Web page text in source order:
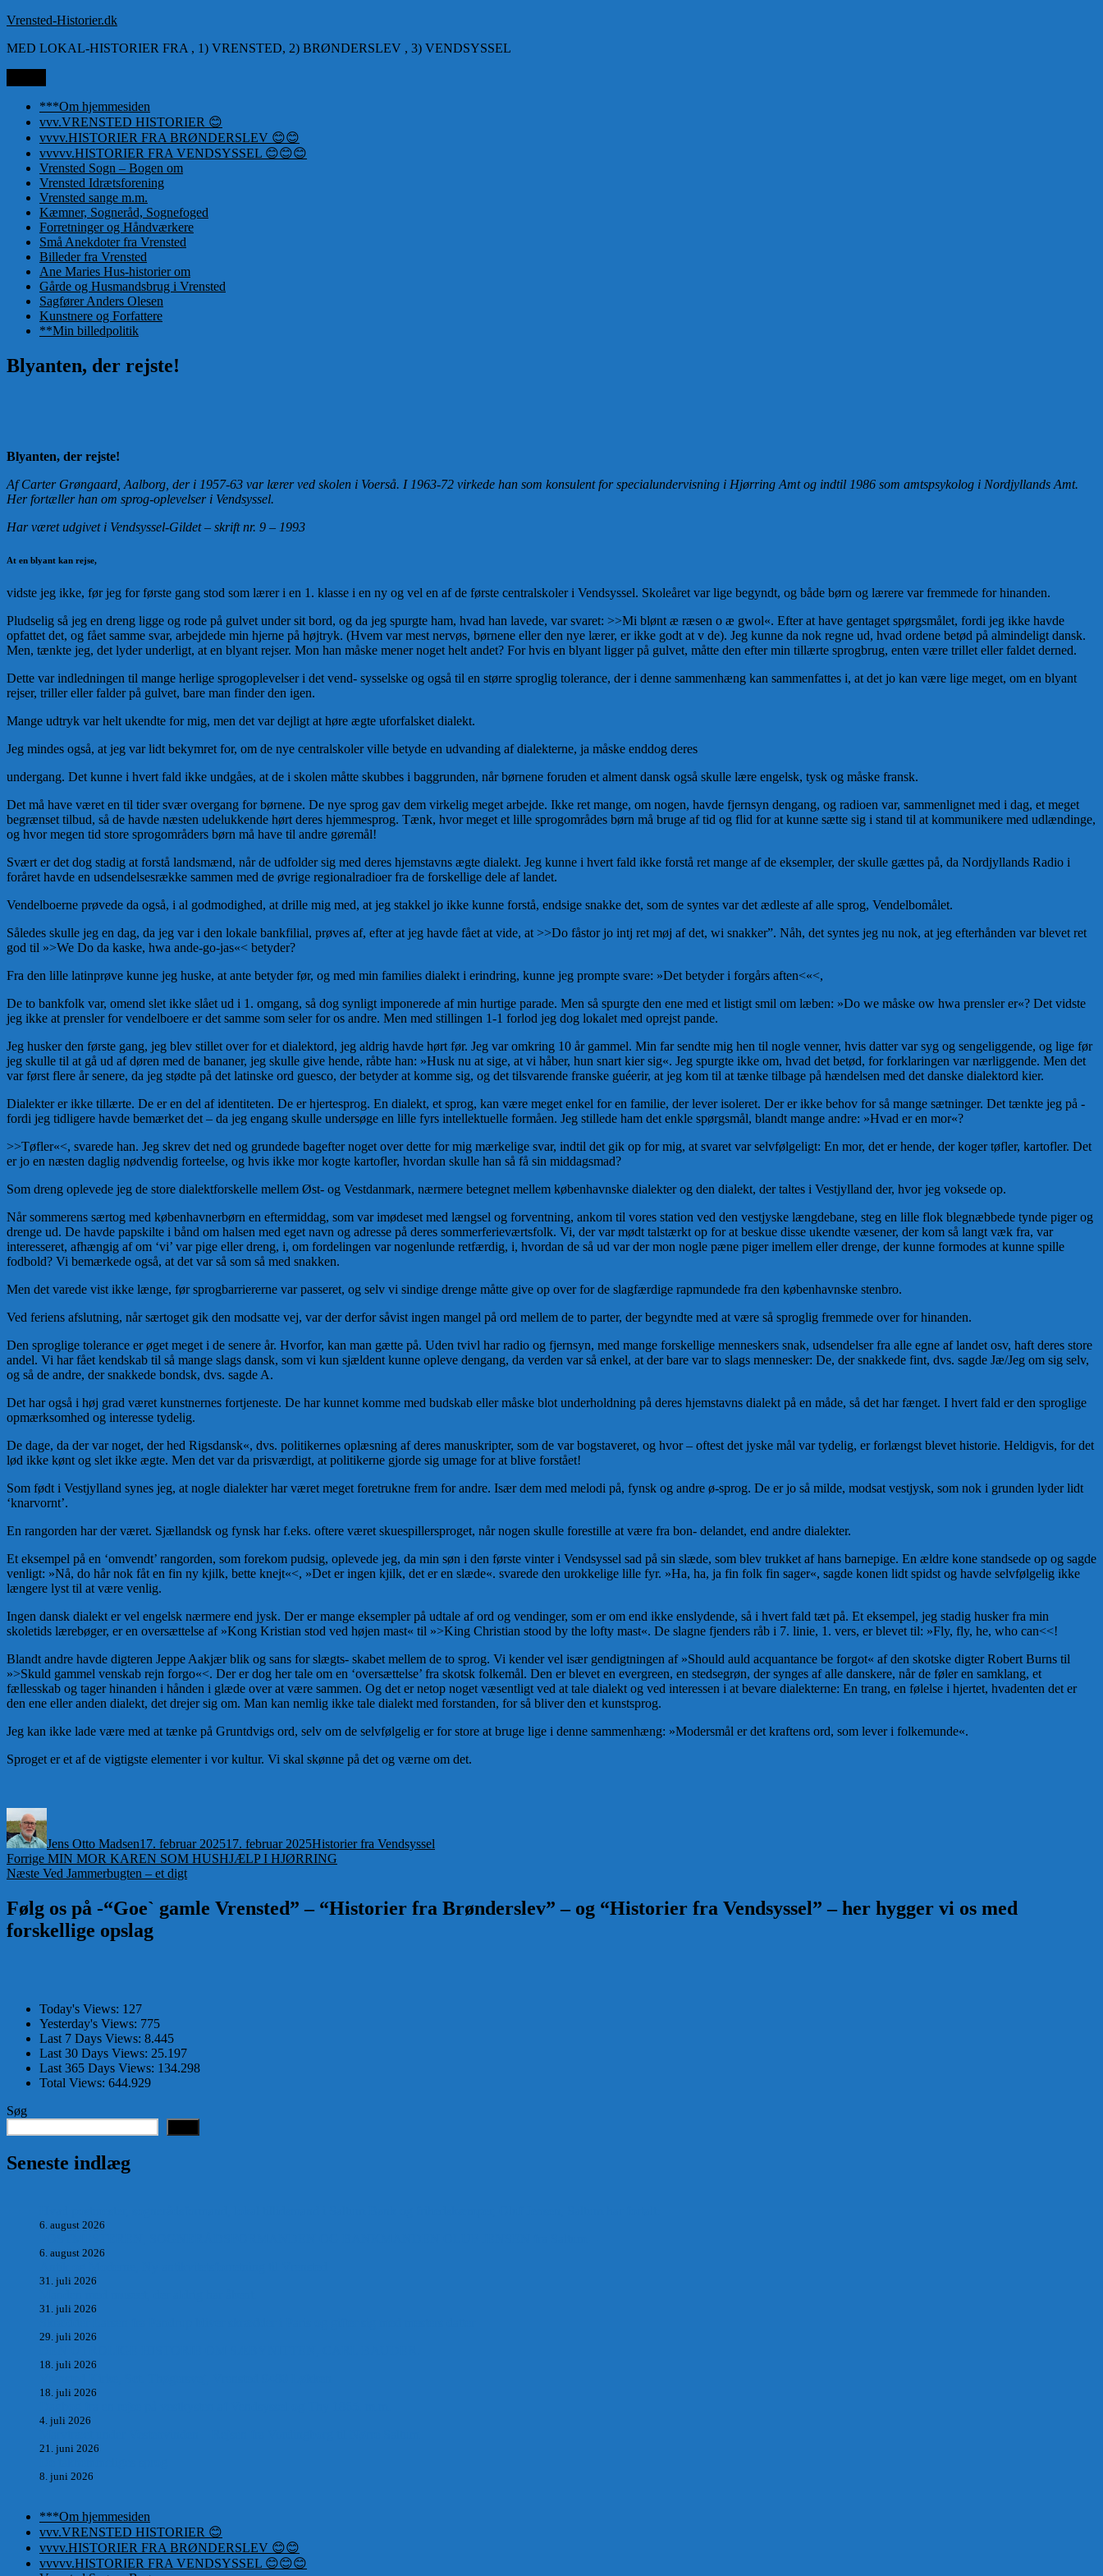
Videre
indhold
Vrensted-Historier.dk
MED LOKAL-HISTORIER FRA , 1) VRENSTED, 2) BRØNDERSLEV , 3) VENDSYSSEL
***Om hjemmesiden
vvv.VRENSTED HISTORIER 😊
vvvv.HISTORIER FRA BRØNDERSLEV 😊😊
vvvvv.HISTORIER FRA VENDSYSSEL 😊😊😊
Vrensted Sogn – Bogen om
Vrensted Idrætsforening
Vrensted sange m.m.
Kæmner, Sogneråd, Sognefoged
Forretninger og Håndværkere
Små Anekdoter fra Vrensted
Billeder fra Vrensted
Ane Maries Hus-historier om
Gårde og Husmandsbrug i Vrensted
Sagfører Anders Olesen
Kunstnere og Forfattere
**Min billedpolitik
Blyanten, der rejste!
Blyanten, der rejste!
Af Carter Grøngaard, Aalborg, der i 1957-63 var lærer ved skolen i Voerså. I 1963-72 virkede han som konsulent for specialundervisning i Hjørring Amt og indtil 1986 som amtspsykolog i Nordjyllands Amt.
Her fortæller han om sprog-oplevelser i Vendsyssel.
Har været udgivet i Vendsyssel-Gildet – skrift nr. 9 – 1993
At en blyant kan rejse,
vidste jeg ikke, før jeg for første gang stod som lærer i en 1. klasse i en ny og vel en af de første centralskoler i Vendsyssel. Skoleåret var lige begyndt, og både børn og lærere var fremmede for hinanden.
Pludselig så jeg en dreng ligge og rode på gulvet under sit bord, og da jeg spurgte ham, hvad han lavede, var svaret: >>Mi blønt æ ræsen o æ gwol«. Efter at have gentaget spørgsmålet, fordi jeg ikke havde
opfattet det, og fået samme svar, arbejdede min hjerne på højtryk. (Hvem var mest nervøs, børnene eller den nye lærer, er ikke godt at v de). Jeg kunne da nok regne ud, hvad ordene betød på almindeligt dansk.
Men, tænkte jeg, det lyder underligt, at en blyant rejser. Mon han måske mener noget helt andet? For hvis en blyant ligger på gulvet, måtte den efter min tillærte sprogbrug, enten være trillet eller faldet derned.
Dette var indledningen til mange herlige sprogoplevelser i det vend- sysselske og også til en større sproglig tolerance, der i denne sammenhæng kan sammenfattes i, at det jo kan være lige meget, om en blyant
rejser, triller eller falder på gulvet, bare man finder den igen.
Mange udtryk var helt ukendte for mig, men det var dejligt at høre ægte uforfalsket dialekt.
Jeg mindes også, at jeg var lidt bekymret for, om de nye centralskoler ville betyde en udvanding af dialekterne, ja måske enddog deres
undergang. Det kunne i hvert fald ikke undgåes, at de i skolen måtte skubbes i baggrunden, når børnene foruden et alment dansk også skulle lære engelsk, tysk og måske fransk.
Det må have været en til tider svær overgang for børnene. De nye sprog gav dem virkelig meget arbejde. Ikke ret mange, om nogen, havde fjernsyn dengang, og radioen var, sammenlignet med i dag, et meget
begrænset tilbud, så de havde næsten udelukkende hørt deres hjemmesprog. Tænk, hvor meget et lille sprogområdes børn må bruge af tid og flid for at kunne sætte sig i stand til at kommunikere med udlændinge,
og hvor megen tid store sprogområders børn må have til andre gøremål!
Svært er det dog stadig at forstå landsmænd, når de udfolder sig med deres hjemstavns ægte dialekt. Jeg kunne i hvert fald ikke forstå ret mange af de eksempler, der skulle gættes på, da Nordjyllands Radio i
foråret havde en udsendelsesrække sammen med de øvrige regionalradioer fra de forskellige dele af landet.
Vendelboerne prøvede da også, i al godmodighed, at drille mig med, at jeg stakkel jo ikke kunne forstå, endsige snakke det, som de syntes var det ædleste af alle sprog, Vendelbomålet.
Således skulle jeg en dag, da jeg var i den lokale bankfilial, prøves af, efter at jeg havde fået at vide, at >>Do fåstor jo intj ret møj af det, wi snakker”. Nåh, det syntes jeg nu nok, at jeg efterhånden var blevet ret
god til »>We Do da kaske, hwa ande-go-jas«< betyder?
Fra den lille latinprøve kunne jeg huske, at ante betyder før, og med min families dialekt i erindring, kunne jeg prompte svare: »Det betyder i forgårs aften<«<,
De to bankfolk var, omend slet ikke slået ud i 1. omgang, så dog synligt imponerede af min hurtige parade. Men så spurgte den ene med et listigt smil om læben: »Do we måske ow hwa prensler er«? Det vidste
jeg ikke at prensler for vendelboere er det samme som seler for os andre. Men med stillingen 1-1 forlod jeg dog lokalet med oprejst pande.
Jeg husker den første gang, jeg blev stillet over for et dialektord, jeg aldrig havde hørt før. Jeg var omkring 10 år gammel. Min far sendte mig hen til nogle venner, hvis datter var syg og sengeliggende, og lige før
jeg skulle til at gå ud af døren med de bananer, jeg skulle give hende, råbte han: »Husk nu at sige, at vi håber, hun snart kier sig«. Jeg spurgte ikke om, hvad det betød, for forklaringen var nærliggende. Men det
var først flere år senere, da jeg stødte på det latinske ord guesco, der betyder at komme sig, og det tilsvarende franske guéerir, at jeg kom til at tænke tilbage på hændelsen med det danske dialektord kier.
Dialekter er ikke tillærte. De er en del af identiteten. De er hjertesprog. En dialekt, et sprog, kan være meget enkel for en familie, der lever isoleret. Der er ikke behov for så mange sætninger. Det tænkte jeg på -
fordi jeg tidligere havde bemærket det – da jeg engang skulle undersøge en lille fyrs intellektuelle formåen. Jeg stillede ham det enkle spørgsmål, blandt mange andre: »Hvad er en mor«?
>>Tøfler«<, svarede han. Jeg skrev det ned og grundede bagefter noget over dette for mig mærkelige svar, indtil det gik op for mig, at svaret var selvfølgeligt: En mor, det er hende, der koger tøfler, kartofler. Det
er jo en næsten daglig nødvendig forteelse, og hvis ikke mor kogte kartofler, hvordan skulle han så få sin middagsmad?
Som dreng oplevede jeg de store dialektforskelle mellem Øst- og Vestdanmark, nærmere betegnet mellem københavnske dialekter og den dialekt, der taltes i Vestjylland der, hvor jeg voksede op.
Når sommerens særtog med københavnerbørn en eftermiddag, som var imødeset med længsel og forventning, ankom til vores station ved den vestjyske længdebane, steg en lille flok blegnæbbede tynde piger og
drenge ud. De havde papskilte i bånd om halsen med eget navn og adresse på deres sommerferieværtsfolk. Vi, der var mødt talstærkt op for at beskue disse ukendte væsener, der kom så langt væk fra, var
interesseret, afhængig af om ‘vi’ var pige eller dreng, i, om fordelingen var nogenlunde retfærdig, i, hvordan de så ud var der mon nogle pæne piger imellem eller drenge, der kunne formodes at kunne spille
fodbold? Vi bemærkede også, at det var så som så med snakken.
Men det varede vist ikke længe, før sprogbarriererne var passeret, og selv vi sindige drenge måtte give op over for de slagfærdige rapmundede fra den københavnske stenbro.
Ved feriens afslutning, når særtoget gik den modsatte vej, var der derfor såvist ingen mangel på ord mellem de to parter, der begyndte med at være så sproglig fremmede over for hinanden.
Den sproglige tolerance er øget meget i de senere år. Hvorfor, kan man gætte på. Uden tvivl har radio og fjernsyn, med mange forskellige menneskers snak, udsendelser fra alle egne af landet osv, haft deres store
andel. Vi har fået kendskab til så mange slags dansk, som vi kun sjældent kunne opleve dengang, da verden var så enkel, at der bare var to slags mennesker: De, der snakkede fint, dvs. sagde Jæ/Jeg om sig selv,
og så de andre, der snakkede bondsk, dvs. sagde A.
Det har også i høj grad været kunstnernes fortjeneste. De har kunnet komme med budskab eller måske blot underholdning på deres hjemstavns dialekt på en måde, så det har fænget. I hvert fald er den sproglige
opmærksomhed og interesse tydelig.
De dage, da der var noget, der hed Rigsdansk«, dvs. politikernes oplæsning af deres manuskripter, som de var bogstaveret, og hvor – oftest det jyske mål var tydelig, er forlængst blevet historie. Heldigvis, for det
lød ikke kønt og slet ikke ægte. Men det var da prisværdigt, at politikerne gjorde sig umage for at blive forstået!
Som født i Vestjylland synes jeg, at nogle dialekter har været meget foretrukne frem for andre. Især dem med melodi på, fynsk og andre ø-sprog. De er jo så milde, modsat vestjysk, som nok i grunden lyder lidt
‘knarvornt’.
En rangorden har der været. Sjællandsk og fynsk har f.eks. oftere været skuespillersproget, når nogen skulle forestille at være fra bon- delandet, end andre dialekter.
Et eksempel på en ‘omvendt’ rangorden, som forekom pudsig, oplevede jeg, da min søn i den første vinter i Vendsyssel sad på sin slæde, som blev trukket af hans barnepige. En ældre kone standsede op og sagde
venligt: »Nå, do hår nok fåt en fin ny kjilk, bette knejt«<, »Det er ingen kjilk, det er en slæde«. svarede den urokkelige lille fyr. »Ha, ha, ja fin folk fin sager«, sagde konen lidt spidst og havde selvfølgelig ikke
længere lyst til at være venlig.
Ingen dansk dialekt er vel engelsk nærmere end jysk. Der er mange eksempler på udtale af ord og vendinger, som er om end ikke enslydende, så i hvert fald tæt på. Et eksempel, jeg stadig husker fra min
skoletids lærebøger, er en oversættelse af »Kong Kristian stod ved højen mast« til »>King Christian stood by the lofty mast«. De slagne fjenders råb i 7. linie, 1. vers, er blevet til: »Fly, fly, he, who can<<!
Blandt andre havde digteren Jeppe Aakjær blik og sans for slægts- skabet mellem de to sprog. Vi kender vel især gendigtningen af »Should auld acquantance be forgot« af den skotske digter Robert Burns til
»>Skuld gammel venskab rejn forgo«<. Der er dog her tale om en ‘oversættelse’ fra skotsk folkemål. Den er blevet en evergreen, en stedsegrøn, der synges af alle danskere, når de føler en samklang, et
fællesskab og tager hinanden i hånden i glæde over at være sammen. Og det er netop noget væsentligt ved at tale dialekt og ved interessen i at bevare dialekterne: En trang, en følelse i hjertet, hvadenten det er
den ene eller anden dialekt, det drejer sig om. Man kan nemlig ikke tale dialekt med forstanden, for så bliver den et kunstsprog.
Jeg kan ikke lade være med at tænke på Gruntdvigs ord, selv om de selvfølgelig er for store at bruge lige i denne sammenhæng: »Modersmål er det kraftens ord, som lever i folkemunde«.
Sproget er et af de vigtigste elementer i vor kultur. Vi skal skønne på det og værne om det.
Jens Otto Madsen17. februar 202517. februar 2025Historier fra Vendsyssel
Indlægsnavigation
Forrige Forrige
indlæg:
MIN MOR KAREN SOM HUSHJÆLP I HJØRRING
Næste Næste
Ved Jammerbugten – et digt
Følg os på -“Goe` gamle Vrensted” – “Historier fra Brønderslev” – og “Historier fra Vendsyssel” – her hygger vi os med
forskellige opslag
Today's Views: 127
Yesterday's Views: 775
Last 7 Days Views: 8.445
Last 30 Days Views: 25.197
Last 365 Days Views: 134.298
Total Views: 644.929
Søg
Seneste indlæg
6. august 2026
6. august 2026
31. juli 2026
31. juli 2026
29. juli 2026
18. juli 2026
18. juli 2026
4. juli 2026
21. juni 2026
8. juni 2026
***Om hjemmesiden
vvv.VRENSTED HISTORIER 😊
vvvv.HISTORIER FRA BRØNDERSLEV 😊😊
vvvvv.HISTORIER FRA VENDSYSSEL 😊😊😊